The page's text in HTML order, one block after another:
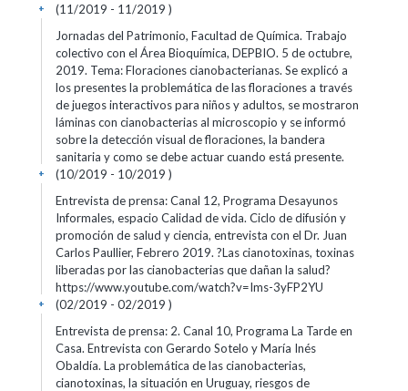
(11/2019 - 11/2019 )
+
Jornadas del Patrimonio, Facultad de Química. Trabajo
colectivo con el Área Bioquímica, DEPBIO. 5 de octubre,
2019. Tema: Floraciones cianobacterianas. Se explicó a
los presentes la problemática de las floraciones a través
de juegos interactivos para niños y adultos, se mostraron
láminas con cianobacterias al microscopio y se informó
sobre la detección visual de floraciones, la bandera
sanitaria y como se debe actuar cuando está presente.
(10/2019 - 10/2019 )
+
Entrevista de prensa: Canal 12, Programa Desayunos
Informales, espacio Calidad de vida. Ciclo de difusión y
promoción de salud y ciencia, entrevista con el Dr. Juan
Carlos Paullier, Febrero 2019. ?Las cianotoxinas, toxinas
liberadas por las cianobacterias que dañan la salud?
https://www.youtube.com/watch?v=Ims-3yFP2YU
(02/2019 - 02/2019 )
+
Entrevista de prensa: 2. Canal 10, Programa La Tarde en
Casa. Entrevista con Gerardo Sotelo y María Inés
Obaldía. La problemática de las cianobacterias,
cianotoxinas, la situación en Uruguay, riesgos de